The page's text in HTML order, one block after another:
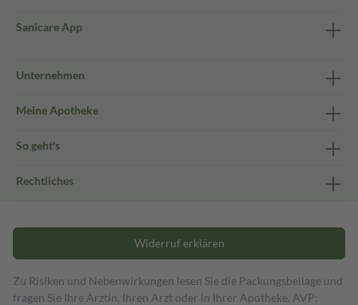
Sanicare App
Unternehmen
Meine Apotheke
So geht's
Rechtliches
Widerruf erklären
Zu Risiken und Nebenwirkungen lesen Sie die Packungsbeilage und
fragen Sie Ihre Ärztin, Ihren Arzt oder in Ihrer Apotheke. AVP: